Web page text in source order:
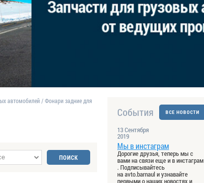
ВСЕ НОВОСТИ
События
13 Сентября
2019
Мы в инстаграм
Дорогие друзья, теперь мы с
вами на связи еще и в инстаграм
. Подписывайтесь
на avto.barnaul и узнавайте
первыми о наших новостях и
автомобилей /Фонари задние для